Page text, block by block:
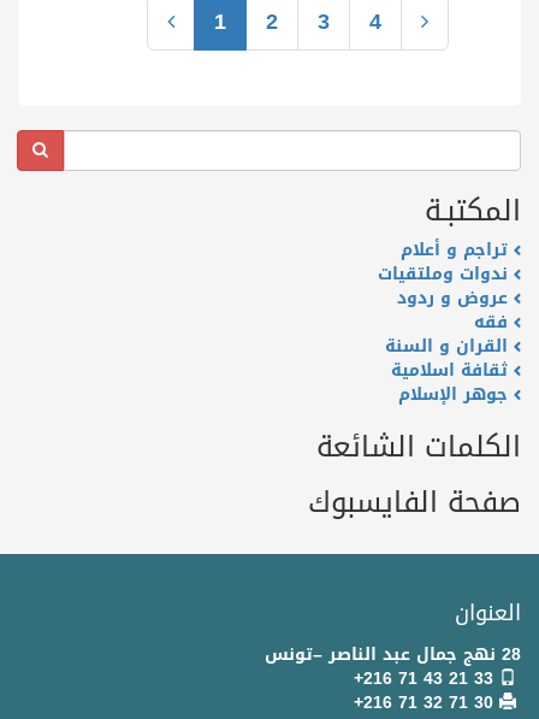
1 2 3 4
المكتبـة
تراجم و أعلام
ندوات وملتقيات
عروض و ردود
فقه
القران و السنة
ثقافة اسلامية
جوهر الإسلام
الكلمات الشائعة
صفحة الفايسبوك
العنوان
28 نهج جمال عبد الناصر –تونس
+216 71 43 21 33
+216 71 32 71 30